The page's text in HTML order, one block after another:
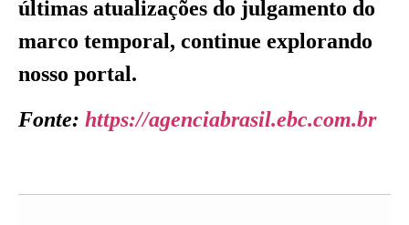
últimas atualizações do julgamento do
marco temporal, continue explorando
nosso portal.
Fonte: https://agenciabrasil.ebc.com.br